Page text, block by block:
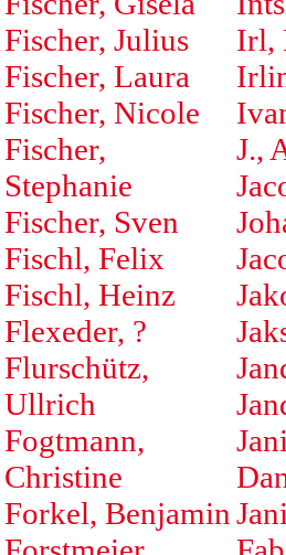
Fischer, Julius
Fischer, Laura
Fischer, Nicole
Fischer,
Stephanie
Fischer, Sven
Fischl, Felix
Fischl, Heinz
Flexeder, ?
Flurschütz,
Ullrich
Fogtmann,
Christine
Forkel, Benjamin
Irl,
J.,